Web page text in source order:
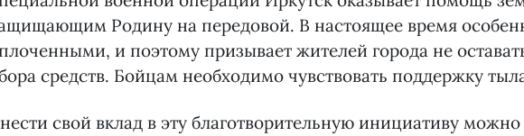
Родину на передовой. В настоящее время
и поэтому призывает жителей города не
средств. Бойцам необходимо чувствовать поддержку
свой вклад в эту благотворительную инициативу